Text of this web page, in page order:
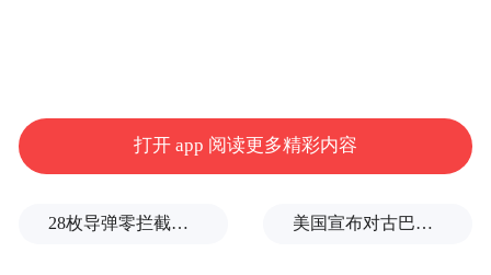
生涯最重要的时刻之一。国际足联表示，希
望通过这一标识让球迷能够直观识别那些第
打开 app 阅读更多精彩内容
28枚导弹零拦截！基辅防空失灵，西方靠不住了 美国宣布对古巴实施新一轮制裁